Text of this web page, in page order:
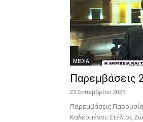
MEDIA
Παρεμβάσεις
23 Σεπτεμβρίου 2025
Παρεμβάσεις
Καλεσμένοι: Στέλιος